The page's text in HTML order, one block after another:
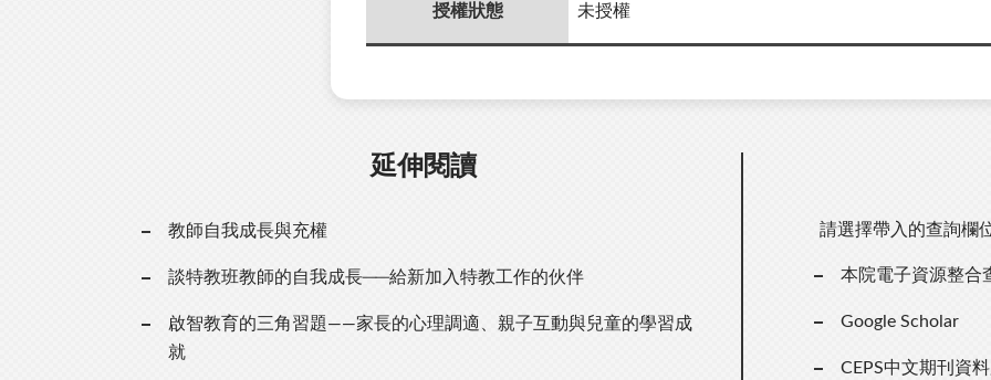
授權狀態 未授權
延伸閱讀
教師自我成長與充權
談特教班教師的自我成長──給新加入特教工作的伙伴
啟智教育的三角習題——家長的心理調適、親子互動與兒童的學習成
就
請選擇帶入的查詢欄
本院電子資源整合
Google Scholar
CEPS中文期刊資